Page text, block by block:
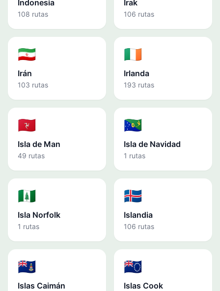
Indonesia
108 rutas
Irak
106 rutas
🇮🇷
Irán
103 rutas
🇮🇪
Irlanda
193 rutas
🇮🇲
Isla de Man
49 rutas
🇨🇽
Isla de Navidad
1 rutas
🇳🇫
Isla Norfolk
1 rutas
🇮🇸
Islandia
106 rutas
🇰🇾
Islas Caimán
🇨🇰
Islas Cook